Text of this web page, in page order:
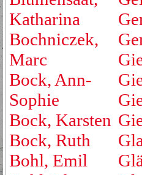
Katharina
Bochniczek,
Marc
Bock, Ann-
Sophie
Bock, Karsten
Bock, Ruth
Bohl, Emil